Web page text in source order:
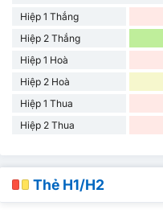
Hiệp 1 Thắng
Hiệp 2 Thắng
Hiệp 1 Hoà
Hiệp 2 Hoà
Hiệp 1 Thua
Hiệp 2 Thua
Thẻ H1/H2